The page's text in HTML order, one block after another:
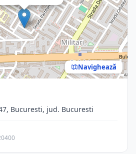
Navighează
Bucuresti, jud. Bucuresti